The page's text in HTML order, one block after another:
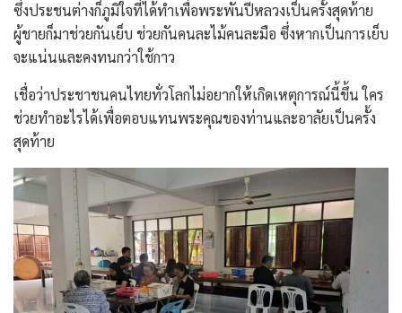
ซึ่งประชนต่างก็ภูมิใจที่ได้ทำเพื่อพระพันปีหลวงเป็นครั้งสุดท้าย
ผู้ชายก็มาช่วยกันเย็บ ช่วยกันคนละไม้คนละมือ ซึ่งหากเป็นการเย็บ
จะแน่นและคงทนกว่าใช้กาว
เชื่อว่าประชาชนคนไทยทั่วโลกไม่อยากให้เกิดเหตุการณ์นี้ขึ้น ใคร
ช่วยทำอะไรได้เพื่อตอบแทนพระคุณของท่านและอาลัยเป็นครั้ง
สุดท้าย